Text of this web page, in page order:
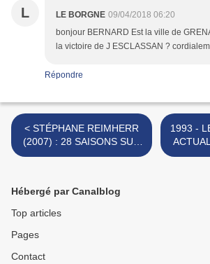
L LE BORGNE 09/04/2018 06:20
bonjour BERNARD Est la ville de
la victoire de J ESCLASSAN ?
Répondre
< STÉPHANE REIMHERR
(2007) : 28 SAISONS SUR
LES ROUTES (20° partie)
1993 -
Hébergé par Canalblog
Top articles
Pages
Contact